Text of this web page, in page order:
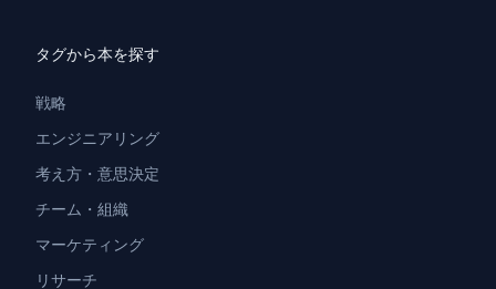
タグから本を探す
戦略
エンジニアリング
考え方・意思決定
チーム・組織
マーケティング
リサーチ